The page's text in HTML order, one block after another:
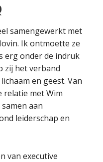
samengewerkt met
Ik ontmoette ze
erg onder de indruk
zij het verband
en geest. Van
relatie met Wim
aan
leiderschap en
van executive